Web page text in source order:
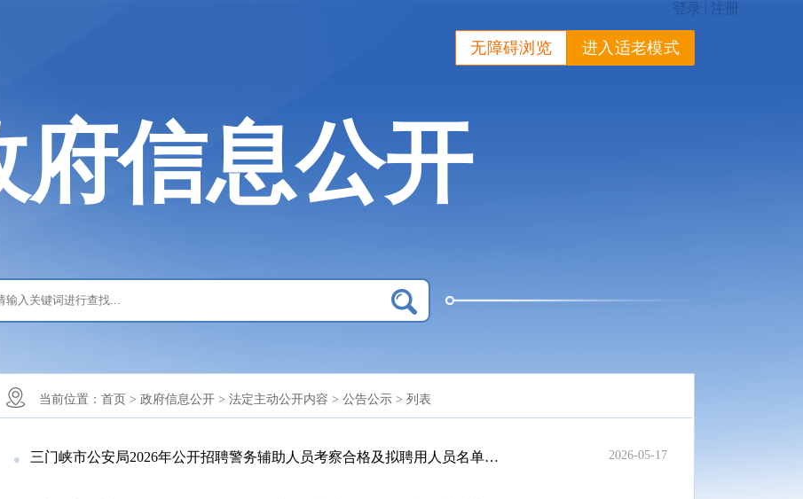
无障碍浏览 进入适老模式
府信息公开
当前位置： 首页 > 政府信息公开 > 法定主动公开内容 > 公告公示 > 列表
三门峡市公安局2026年公开招聘警务辅助人员考察合格及拟聘用人员名单公示 2026-05-17